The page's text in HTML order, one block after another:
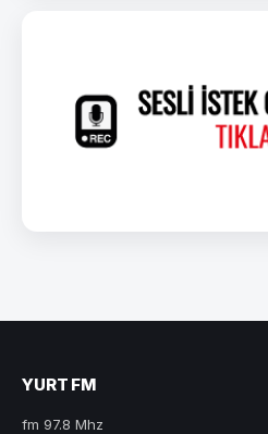
YURT FM
fm 97.8 Mhz